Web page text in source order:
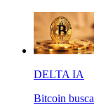
DELTA IA
Bitcoin